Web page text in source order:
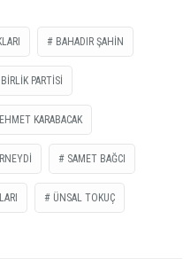
BAHADIR ŞAHIN
PARTISI
KARABACAK
SAMET BAĞCI
ÜNSAL TOKUÇ